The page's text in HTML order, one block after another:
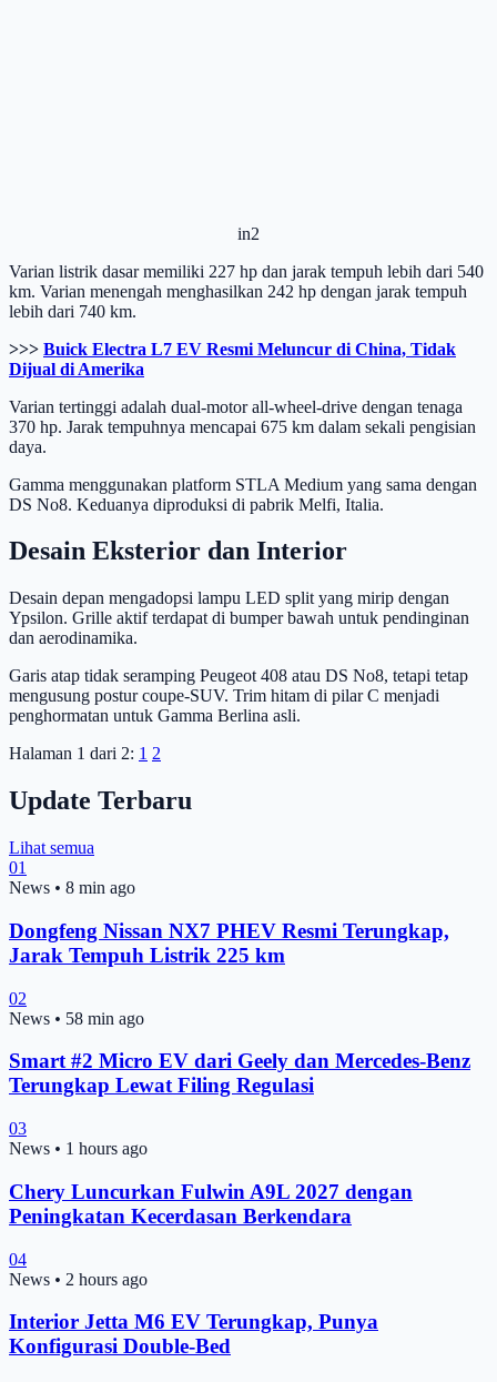
in2
Varian listrik dasar memiliki 227 hp dan jarak tempuh lebih dari 540
km. Varian menengah menghasilkan 242 hp dengan jarak tempuh
lebih dari 740 km.
>>> Buick Electra L7 EV Resmi Meluncur di China, Tidak
Dijual di Amerika
Varian tertinggi adalah dual-motor all-wheel-drive dengan tenaga
370 hp. Jarak tempuhnya mencapai 675 km dalam sekali pengisian
daya.
Gamma menggunakan platform STLA Medium yang sama dengan
DS No8. Keduanya diproduksi di pabrik Melfi, Italia.
Desain Eksterior dan Interior
Desain depan mengadopsi lampu LED split yang mirip dengan
Ypsilon. Grille aktif terdapat di bumper bawah untuk pendinginan
dan aerodinamika.
Garis atap tidak seramping Peugeot 408 atau DS No8, tetapi tetap
mengusung postur coupe-SUV. Trim hitam di pilar C menjadi
penghormatan untuk Gamma Berlina asli.
Halaman 1 dari 2: 1 2
Update Terbaru
Lihat semua
01
News • 8 min ago
Dongfeng Nissan NX7 PHEV Resmi Terungkap,
Jarak Tempuh Listrik 225 km
02
News • 58 min ago
Smart #2 Micro EV dari Geely dan Mercedes-Benz
Terungkap Lewat Filing Regulasi
03
News • 1 hours ago
Chery Luncurkan Fulwin A9L 2027 dengan
Peningkatan Kecerdasan Berkendara
04
News • 2 hours ago
Interior Jetta M6 EV Terungkap, Punya
Konfigurasi Double-Bed